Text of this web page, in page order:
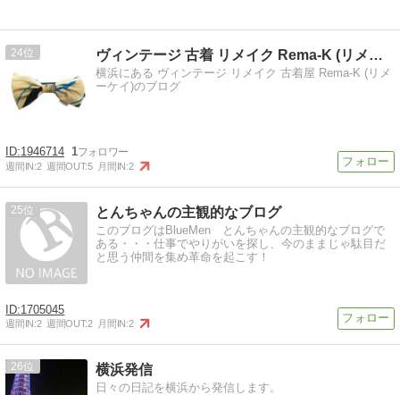
24 ヴィンテージ 古着 リメイク Rema-K (リメーケイ)
横浜にある ヴィンテージ リメイク 古着屋 Rema-K (リメ
ーケイ)のブログ
1946714 1
週間IN:2 週間OUT:5 月間IN:2
25 とんちゃんの主観的なブログ
このブログはBlueMen とんちゃんの主観的なブログで
ある・・・仕事でやりがいを探し、今のままじゃ駄目だ
と思う仲間を集め革命を起こす！
1705045
週間IN:2 週間OUT:2 月間IN:2
26 横浜発信
日々の日記を横浜から発信します。